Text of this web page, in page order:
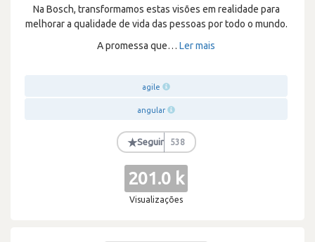
Na Bosch, transformamos estas visões em realidade para
melhorar a qualidade de vida das pessoas por todo o mundo.
A promessa que… Ler mais
agile
angular
★Seguir 538
201.0 k
Visualizações